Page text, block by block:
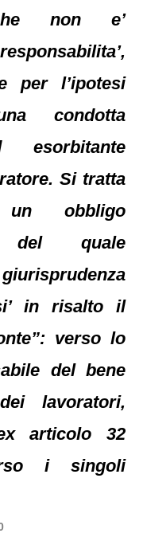
non e’
per l’ipotesi
condotta
esorbitante
Si tratta
obbligo
del quale
in risalto il
verso lo
del bene
lavoratori,
articolo 32
i singoli